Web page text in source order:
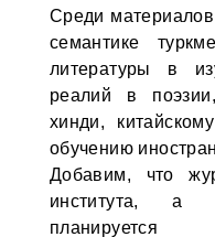
Среди
семантике
литературы в
реалий в
хинди,
обучению
Добавим, что
института, а